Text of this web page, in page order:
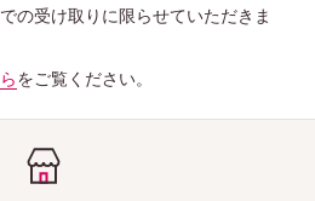
の受け取りに限らせていただきま
をご覧ください。